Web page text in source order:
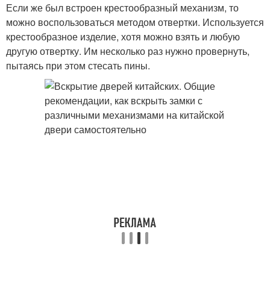
Если же был встроен крестообразный механизм, то
можно воспользоваться методом отвертки. Используется
крестообразное изделие, хотя можно взять и любую
другую отвертку. Им несколько раз нужно провернуть,
пытаясь при этом стесать пины.